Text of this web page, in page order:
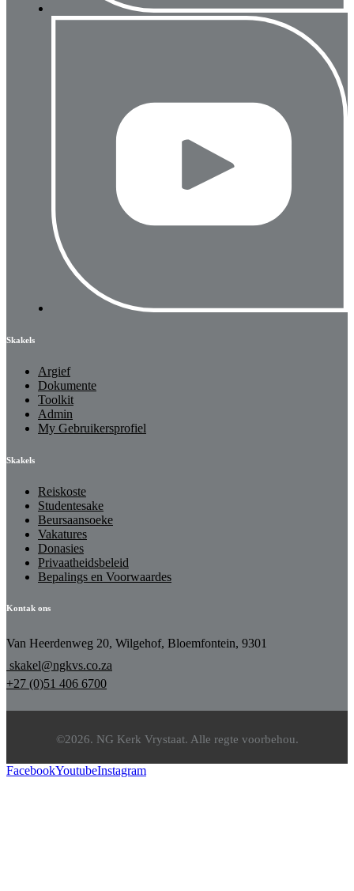
Skakels
Argief
Dokumente
Toolkit
Admin
My Gebruikersprofiel
Skakels
Reiskoste
Studentesake
Beursaansoeke
Vakatures
Donasies
Privaatheidsbeleid
Bepalings en Voorwaardes
Kontak ons
Van Heerdenweg 20, Wilgehof, Bloemfontein, 9301
skakel@ngkvs.co.za
+27 (0)51 406 6700
©2026. NG Kerk Vrystaat. Alle regte voorbehou.
FacebookYoutubeInstagram